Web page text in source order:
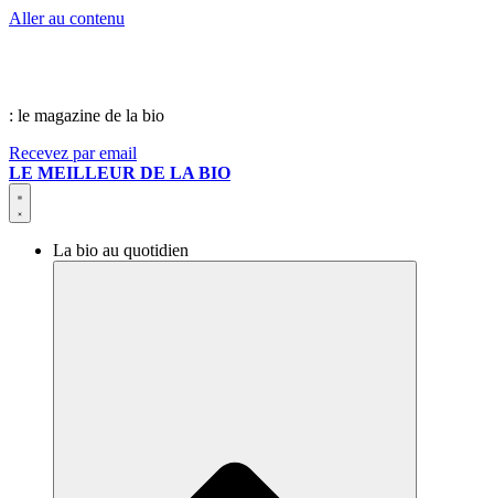
Aller au contenu
: le magazine de la bio
Recevez par email
LE MEILLEUR DE LA BIO
La bio au quotidien